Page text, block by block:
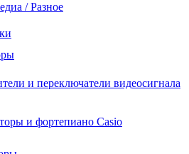
/ Разное
и переключатели видеосигнала
и фортепиано Casio